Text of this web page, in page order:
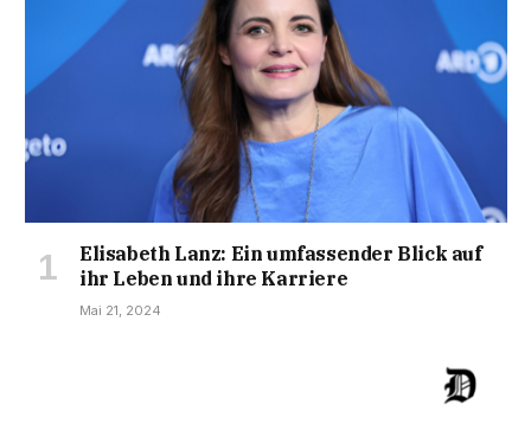
Elisabeth Lanz: Ein umfassender Blick auf
ihr Leben und ihre Karriere
Mai 21, 2024